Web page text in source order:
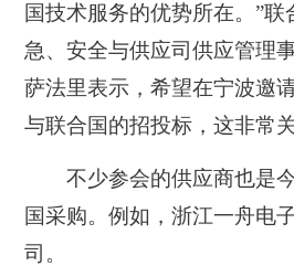
国技术服务的优势所在。”
急、安全与供应司供应管理
萨法里表示，希望在宁波邀
与联合国的招投标，这非常关
不少参会的供应商也是今
国采购。例如，浙江一舟电
司。